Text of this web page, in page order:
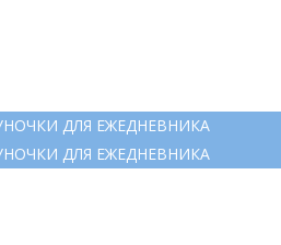
ДЛЯ ЕЖЕДНЕВНИКА
ДЛЯ ЕЖЕДНЕВНИКА